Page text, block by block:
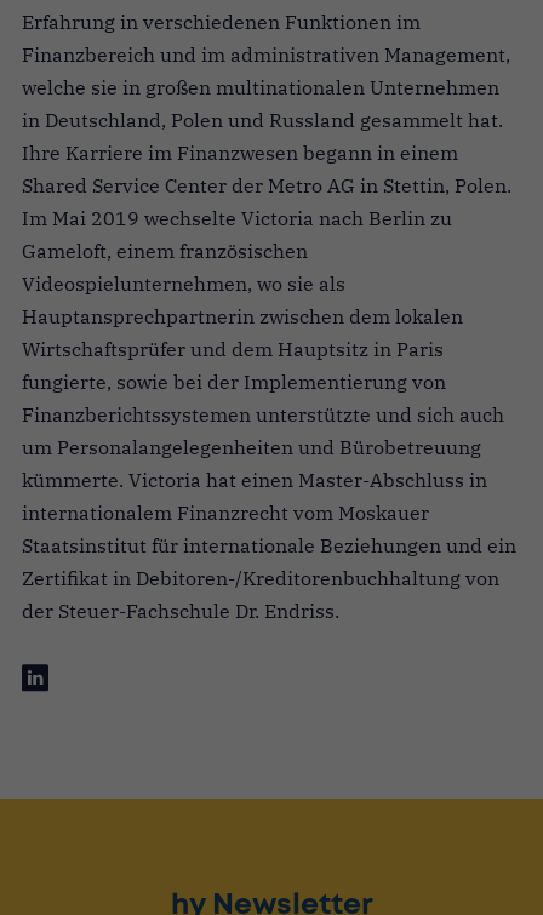
Erfahrung in verschiedenen Funktionen im
Finanzbereich und im administrativen Management,
welche sie in großen multinationalen Unternehmen
in Deutschland, Polen und Russland gesammelt hat.
Ihre Karriere im Finanzwesen begann in einem
Shared Service Center der Metro AG in Stettin, Polen.
Im Mai 2019 wechselte Victoria nach Berlin zu
Gameloft, einem französischen
Videospielunternehmen, wo sie als
Hauptansprechpartnerin zwischen dem lokalen
Wirtschaftsprüfer und dem Hauptsitz in Paris
fungierte, sowie bei der Implementierung von
Finanzberichtssystemen unterstützte und sich auch
um Personalangelegenheiten und Bürobetreuung
kümmerte. Victoria hat einen Master-Abschluss in
internationalem Finanzrecht vom Moskauer
Staatsinstitut für internationale Beziehungen und ein
Zertifikat in Debitoren-/Kreditorenbuchhaltung von
der Steuer-Fachschule Dr. Endriss.
hy Newsletter